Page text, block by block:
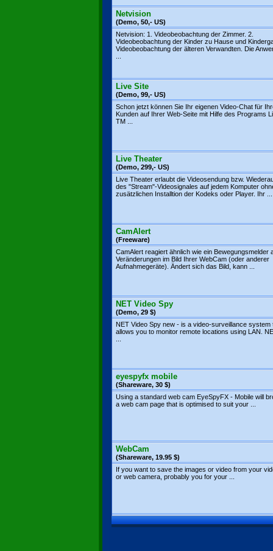
Netvision
(Demo, 50,- US)
Netvision: 1. Videobeobachtung der Zimmer. 2.
Videobeobachtung der Kinder zu Hause und
Videobeobachtung der älteren Verwandten. Die
Live Site
(Demo, 99,- US)
Schon jetzt können Sie Ihr eigenen Video-Chat für
Kunden auf Ihrer Web-Seite mit Hilfe des Programs
TM ...
Live Theater
(Demo, 299,- US)
Live Theater erlaubt die Videosendung bzw.
des "Stream"-Videosignales auf jedem Komputer
zusätzlichen Installtion der Kodeks oder Player. Ihr ...
CamAlert
(Freeware)
CamAlert reagiert ähnlich wie ein Bewegungsmelder
Veränderungen im Bild Ihrer WebCam (oder anderer
Aufnahmegeräte). Ändert sich das Bild, kann ...
NET Video Spy
(Demo, 29 $)
NET Video Spy new - is a video-surveillance system
allows you to monitor remote locations using LAN.
eyespyfx mobile
(Shareware, 30 $)
Using a standard web cam EyeSpyFX - Mobile will
a web cam page that is optimised to suit your ...
WebCam
(Shareware, 19.95 $)
If you want to save the images or video from your
or web camera, probably you for your ...